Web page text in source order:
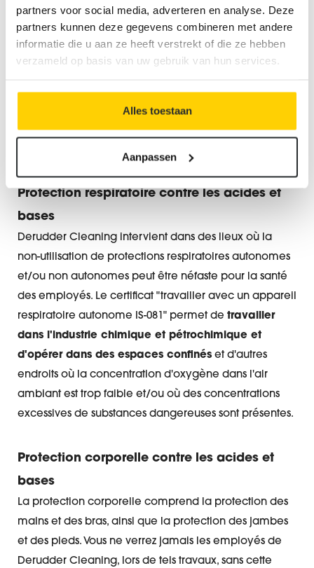
partners voor social media, adverteren en analyse. Deze
partners kunnen deze gegevens combineren met andere
informatie die u aan ze heeft verstrekt of die ze hebben
verzameld op basis van uw gebruik van hun services.
Alles toestaan
Aanpassen
Protection des yeux et du visage contre les
acides et les bases
à ce qu'aucun acide ou base ne soit projeté dans les
yeux. C'est pourquoi le spécialiste du nettoyage utilise
toujours des écrans faciaux ou des lunettes de sécurité
Protection respiratoire contre les acides et
bases
Derudder Cleaning intervient dans des lieux où la
non-utilisation de protections respiratoires autonomes
et/ou non autonomes peut être néfaste pour la santé
des employés. Le certificat "travailler avec un appareil
respiratoire autonome IS-081" permet de travailler
dans l'industrie chimique et pétrochimique et
d'opérer dans des espaces confinés et d'autres
endroits où la concentration d'oxygène dans l'air
ambiant est trop faible et/ou où des concentrations
excessives de substances dangereuses sont présentes.
Protection corporelle contre les acides et
bases
La protection corporelle comprend la protection des
mains et des bras, ainsi que la protection des jambes
et des pieds. Vous ne verrez jamais les employés de
Derudder Cleaning, lors de tels travaux, sans cette